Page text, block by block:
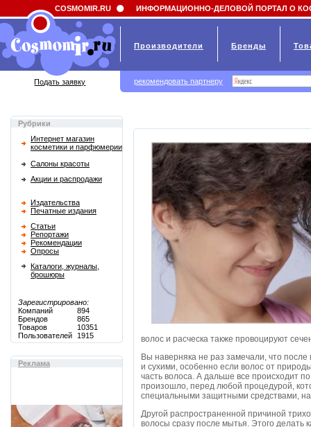
Field 'news_title' doesn't have a default value
Рубрики
Интернет магазин
косметики и парфюмерии
Салоны красоты
Акции и распродажи
Издательства
Печатные издания
Статьи
Репортажи
Рекомендации
Опросы
Каталоги, журналы,
брошюры
Зарегистрировано:
Компаний
894
Брендов
865
Товаров
10351
Пользователей
1915
Реклама
волос и расческа также провоцируют
Вы наверняка не раз замечали, что
и сухими, особенно если волос от
часть волоса. А дальше все происходит
произошло, перед любой процедурой,
специальными защитными средствами,
Другой распространенной причиной
волосы сразу после мытья. Этого делать
COSMOMIR.RU ИНФОРМАЦИОННО-ДЕЛОВОЙ ПОРТАЛ О
Производители Бренды
Подать заявку рекомендовать партнеру